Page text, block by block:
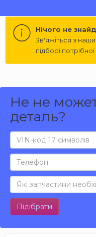
Нічого не
Зв'яжіться з
підборі
Не не
деталь?
Підібрати